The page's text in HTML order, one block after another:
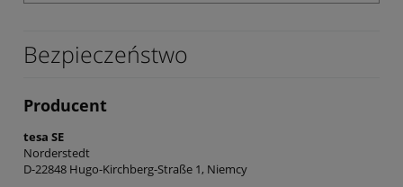
Bezpieczeństwo
Producent
tesa SE
Norderstedt
D-22848 Hugo-Kirchberg-Straße 1, Niemcy